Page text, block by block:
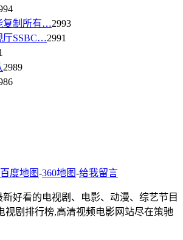
复制所有…2993
厅SSBC…2991
2989
百度地图-360地图-给我留言
好看的电视剧、电影、动漫、综艺节目
视剧排行榜,高清视频电影网站尽在策驰